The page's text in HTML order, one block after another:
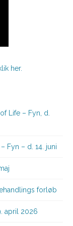
her.
Life – Fyn, d.
Fyn – d. 14. juni
forløb
april 2026